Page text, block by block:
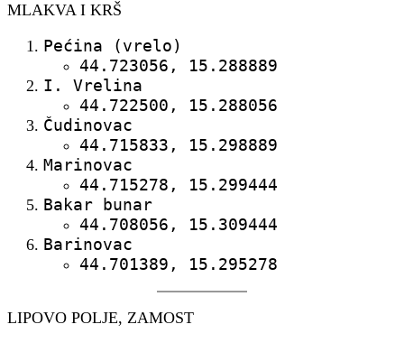
MLAKVA I KRŠ
Pećina (vrelo)
44.723056, 15.288889
I. Vrelina
44.722500, 15.288056
Čudinovac
44.715833, 15.298889
Marinovac
44.715278, 15.299444
Bakar bunar
44.708056, 15.309444
Barinovac
44.701389, 15.295278
LIPOVO POLJE, ZAMOST